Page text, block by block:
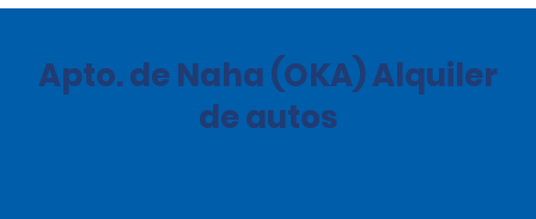
Apto. de Naha (OKA) Alquiler
de autos